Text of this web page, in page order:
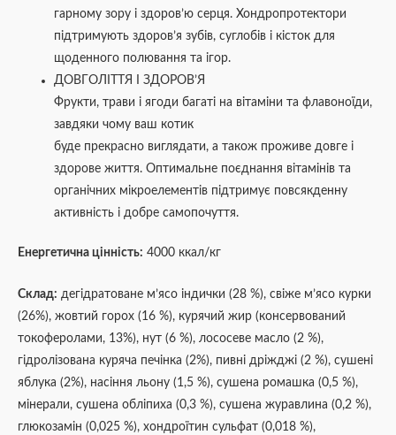
гарному зору і здоров’ю серця. Хондропротектори
підтримують здоров’я зубів, суглобів і кісток для
щоденного полювання та ігор.
ДОВГОЛІТТЯ І ЗДОРОВ’Я
Фрукти, трави і ягоди багаті на вітаміни та флавоноїди,
завдяки чому ваш котик
буде прекрасно виглядати, а також проживе довге і
здорове життя. Оптимальне поєднання вітамінів та
органічних мікроелементів підтримує повсякденну
активність і добре самопочуття.
Енергетична цінність: 4000 ккал/кг
Склад: дегідратоване м’ясо індички (28 %), свіже м’ясо курки
(26%), жовтий горох (16 %), курячий жир (консервований
токоферолами, 13%), нут (6 %), лососеве масло (2 %),
гідролізована куряча печінка (2%), пивні дріжджі (2 %), сушені
яблука (2%), насіння льону (1,5 %), сушена ромашка (0,5 %),
мінерали, сушена обліпиха (0,3 %), сушена журавлина (0,2 %),
глюкозамін (0,025 %), хондроїтин сульфат (0,018 %),